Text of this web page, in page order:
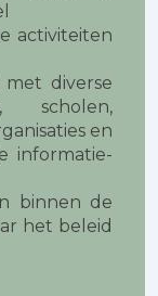
activiteiten
diverse
scholen,
en
informatie-
binnen de
het beleid